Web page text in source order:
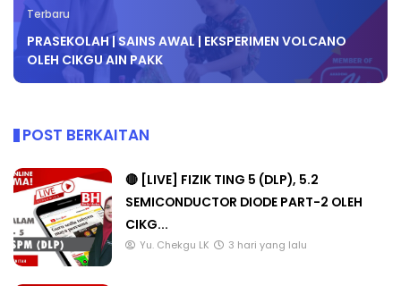
Terbaru
PRASEKOLAH | SAINS AWAL | EKSPERIMEN VOLCANO
OLEH CIKGU AIN PAKK
POST BERKAITAN
🔴 [LIVE] FIZIK TING 5 (DLP), 5.2
SEMICONDUCTOR DIODE PART-2 OLEH
CIKG...
Yu. Chekgu LK 3 hari yang lalu